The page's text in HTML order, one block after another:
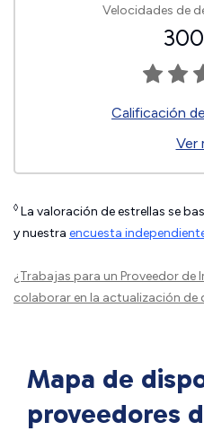
Velocidades de
300
Calificación
Ver
◊ La valoración de estrellas se
y nuestra encuesta
¿Trabajas para un Proveedor de
colaborar en la actualización de
Mapa de
proveedores